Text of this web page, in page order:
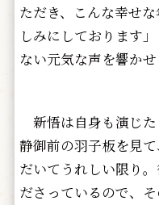
ただき、こんな幸せ
しみにしております
ない元気な声を響かせ
新悟は自身も演じ
静御前の羽子板を見
だいてうれしい限り
ださっているので、